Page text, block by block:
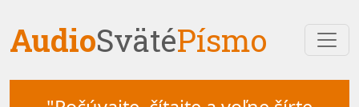
AudioSvätéPísmo